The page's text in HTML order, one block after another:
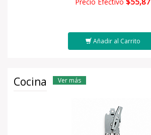
Añadir al Carrito
Cocina Ver más